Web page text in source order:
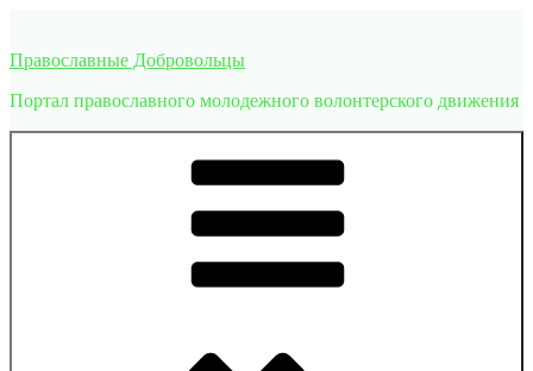
содержимому
Православные Добровольцы
Портал православного молодежного волонтерского движения